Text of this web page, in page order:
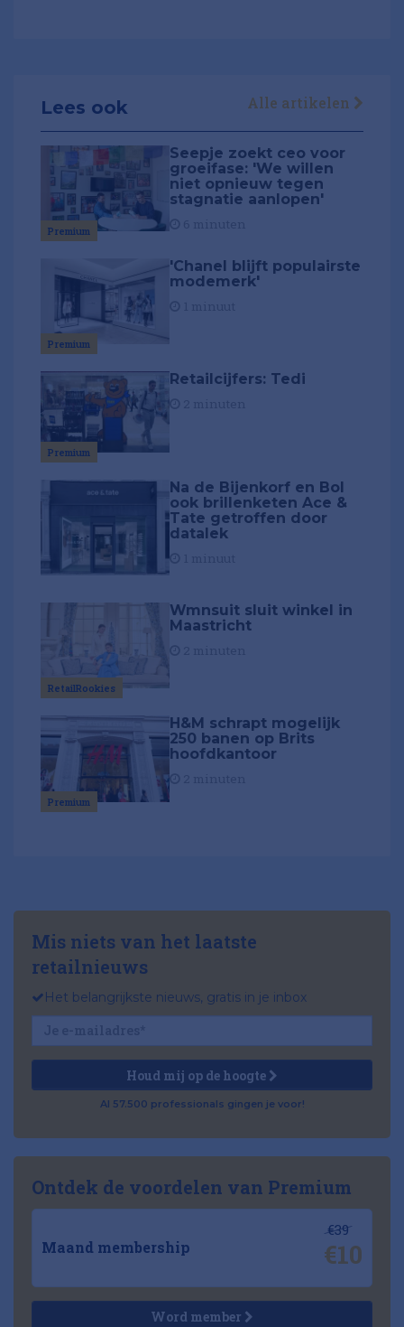
Lees ook Alle artikelen
Premium
Seepje zoekt ceo voor
groeifase: 'We willen
niet opnieuw tegen
stagnatie aanlopen'
Premium
'Chanel blijft populairste
modemerk'
Premium
Retailcijfers: Tedi
Na de Bijenkorf en Bol
ook brillenketen Ace &
Tate getroffen door
datalek
RetailRookies
Wmnsuit sluit winkel in
Maastricht
Premium
H&M schrapt mogelijk
250 banen op Brits
hoofdkantoor
Mis niets van het laatste
retailnieuws
Het belangrijkste nieuws, gratis in je inbox
Houd mij op de hoogte
Al 57.500 professionals gingen je voor!
Ontdek de voordelen van Premium
Maand membership
€39
€10
Word member